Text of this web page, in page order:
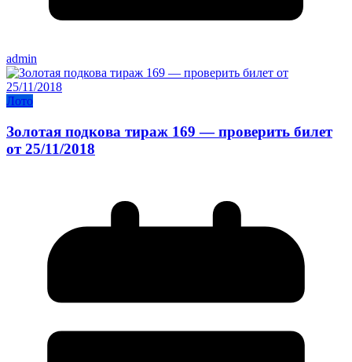
admin
Лото
Золотая подкова тираж 169 — проверить билет
от 25/11/2018